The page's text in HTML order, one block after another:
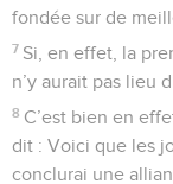
fondée sur de
7 Si, en effet, la
n’y aurait pas lieu
8 C’est bien en
dit : Voici que les
conclurai une